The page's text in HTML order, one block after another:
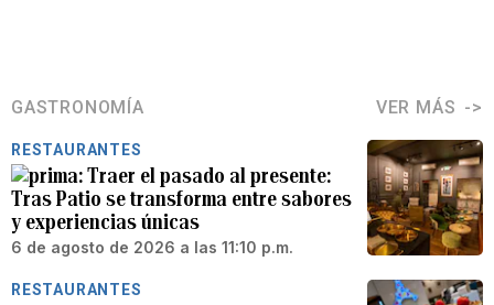
GASTRONOMÍA VER MÁS
RESTAURANTES
Traer el pasado al presente:
Tras Patio se transforma entre sabores
y experiencias únicas
6 de agosto de 2026 a las 11:10 p.m.
RESTAURANTES